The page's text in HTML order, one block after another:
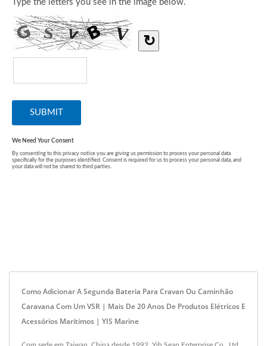
Como Adicionar A Segunda Bateria Para Cravan Ou Caminhão
Caravana Com Um VSR | Mais De 20 Anos De Produtos Elétricos E
Acessórios Marítimos | YIS Marine
Com sede em Taiwan, China desde 1992, Yih Sean Enterprise Co., Ltd.